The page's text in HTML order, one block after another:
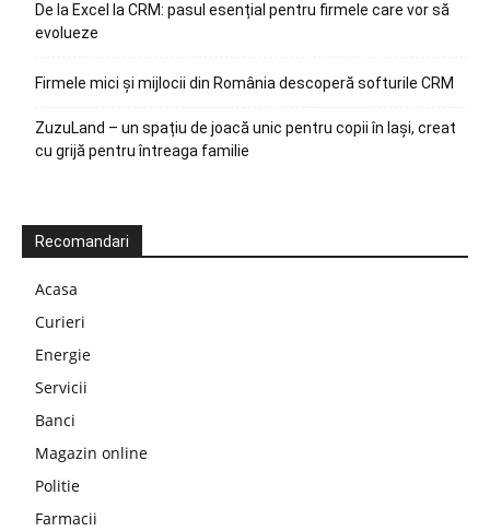
De la Excel la CRM: pasul esențial pentru firmele care vor să
evolueze
Firmele mici și mijlocii din România descoperă softurile CRM
ZuzuLand – un spațiu de joacă unic pentru copii în Iași, creat
cu grijă pentru întreaga familie
Recomandari
Acasa
Curieri
Energie
Servicii
Banci
Magazin online
Politie
Farmacii